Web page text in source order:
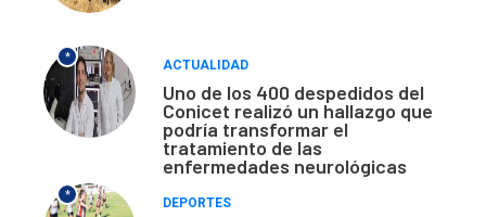
*
ACTUALIDAD
Uno de los 400 despedidos del
Conicet realizó un hallazgo que
podría transformar el
tratamiento de las
enfermedades neurológicas
*
DEPORTES